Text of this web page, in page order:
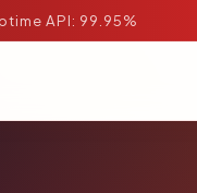
API: 99.95%